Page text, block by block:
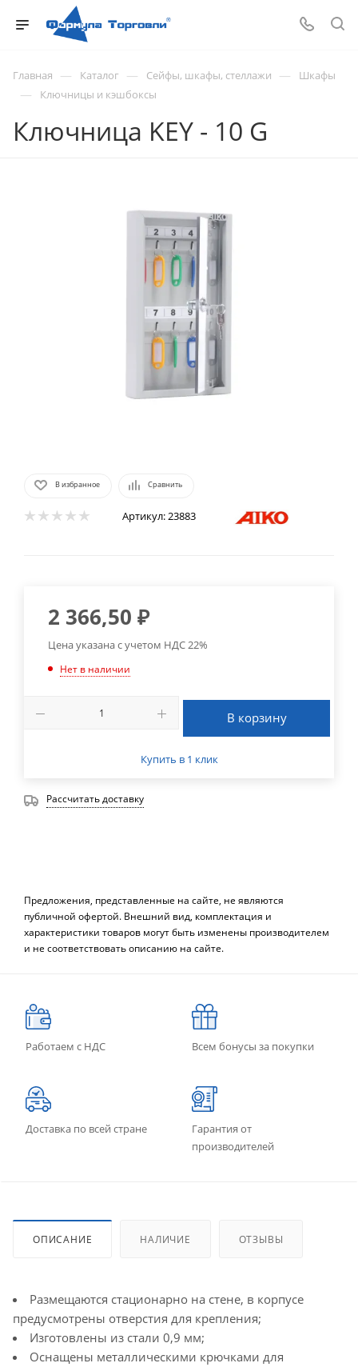
Главная — Каталог — Сейфы, шкафы, стеллажи — Шкафы
— Ключницы и кэшбоксы
Ключница KEY - 10 G
В избранное Сравнить
Артикул:23883
2 366,50 ₽
Цена указана с учетом НДС 22%
Нет в наличии
В корзину
Купить в 1 клик
Рассчитать доставку
Предложения, представленные на сайте, не являются
публичной офертой. Внешний вид, комплектация и
характеристики товаров могут быть изменены производителем
и не соответствовать описанию на сайте.
Работаем с НДС Всем бонусы за покупки
Доставка по всей стране
Гарантия от
производителей
ОПИСАНИЕ НАЛИЧИЕ ОТЗЫВЫ
Размещаются стационарно на стене, в корпусе
предусмотрены отверстия для крепления;
Изготовлены из стали 0,9 мм;
Оснащены металлическими крючками для